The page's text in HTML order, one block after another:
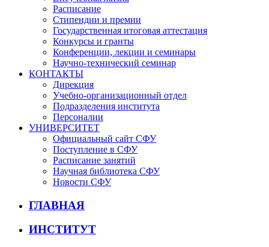
Расписание
Стипендии и премии
Государственная итоговая аттестация
Конкурсы и гранты
Конференции, лекции и семинары
Научно-технический семинар
КОНТАКТЫ
Дирекция
Учебно-организационный отдел
Подразделения института
Персоналии
УНИВЕРСИТЕТ
Официальный сайт СФУ
Поступление в СФУ
Расписание занятий
Научная библиотека СФУ
Новости СФУ
ГЛАВНАЯ
ИНСТИТУТ